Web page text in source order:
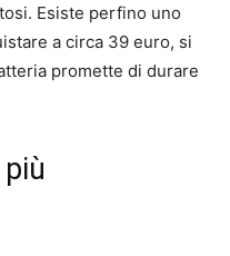
Esiste perfino uno
a circa 39 euro, si
promette di durare